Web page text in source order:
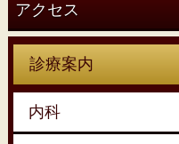
アクセス
診療案内
内科